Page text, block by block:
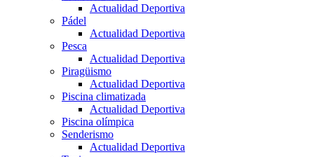
Actualidad Deportiva
Pádel
Actualidad Deportiva
Pesca
Actualidad Deportiva
Piragüismo
Actualidad Deportiva
Piscina climatizada
Actualidad Deportiva
Piscina olímpica
Senderismo
Actualidad Deportiva